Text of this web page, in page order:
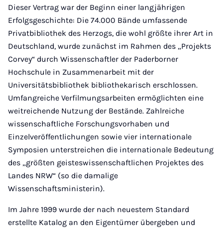
Dieser Vertrag war der Beginn einer langjährigen
Erfolgsgeschichte: Die 74.000 Bände umfassende
Privatbibliothek des Herzogs, die wohl größte ihrer Art in
Deutschland, wurde zunächst im Rahmen des „Projekts
Corvey“ durch Wissenschaftler der Paderborner
Hochschule in Zusammenarbeit mit der
Universitätsbibliothek bibliothekarisch erschlossen.
Umfangreiche Verfilmungsarbeiten ermöglichten eine
weitreichende Nutzung der Bestände. Zahlreiche
wissenschaftliche Forschungsvorhaben und
Einzelveröffentlichungen sowie vier internationale
Symposien unterstreichen die internationale Bedeutung
des „größten geisteswissenschaftlichen Projektes des
Landes NRW“ (so die damalige
Wissenschaftsministerin).
Im Jahre 1999 wurde der nach neuestem Standard
erstellte Katalog an den Eigentümer übergeben und